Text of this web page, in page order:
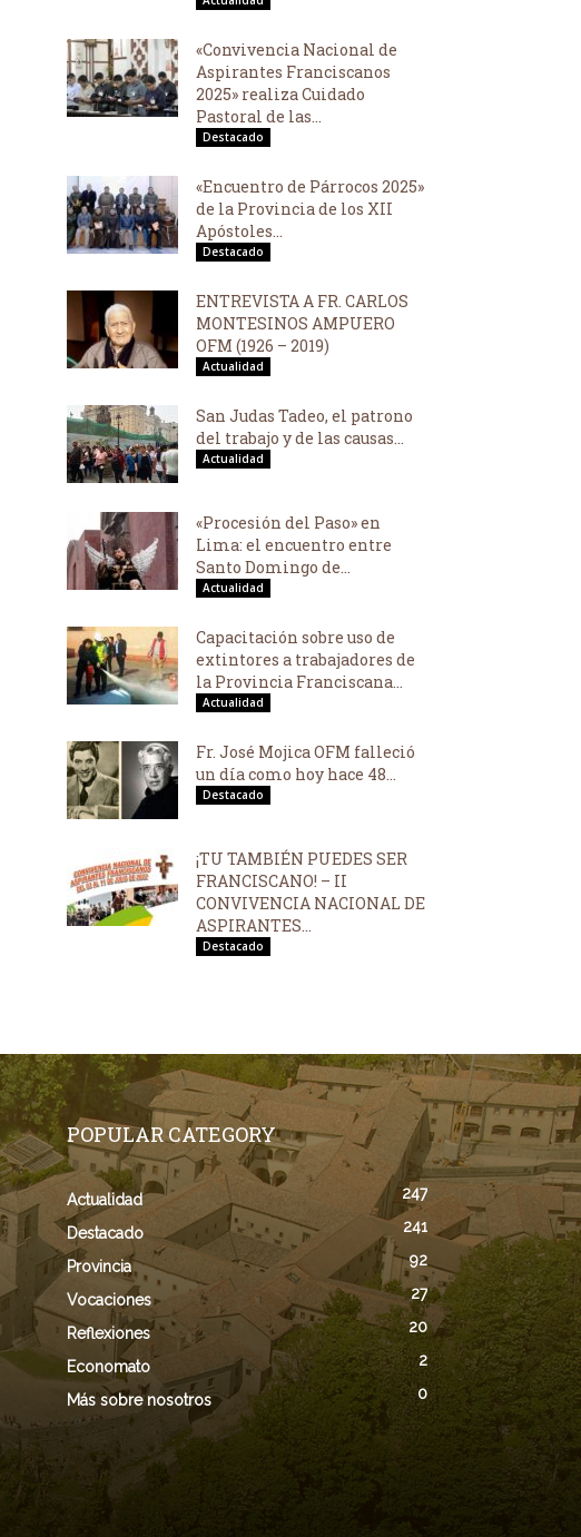
«Convivencia Nacional de
Aspirantes Franciscanos
2025» realiza Cuidado
Pastoral de las...
Destacado
«Encuentro de Párrocos 2025»
de la Provincia de los XII
Apóstoles...
Destacado
ENTREVISTA A FR. CARLOS
MONTESINOS AMPUERO
OFM (1926 – 2019)
Actualidad
San Judas Tadeo, el patrono
del trabajo y de las causas...
Actualidad
«Procesión del Paso» en
Lima: el encuentro entre
Santo Domingo de...
Actualidad
Capacitación sobre uso de
extintores a trabajadores de
la Provincia Franciscana...
Actualidad
Fr. José Mojica OFM falleció
un día como hoy hace 48...
Destacado
¡TU TAMBIÉN PUEDES SER
FRANCISCANO! – II
CONVIVENCIA NACIONAL DE
ASPIRANTES...
Destacado
POPULAR CATEGORY
Actualidad 247
Destacado 241
Provincia 92
Vocaciones 27
Reflexiones 20
Economato 2
Más sobre nosotros 0